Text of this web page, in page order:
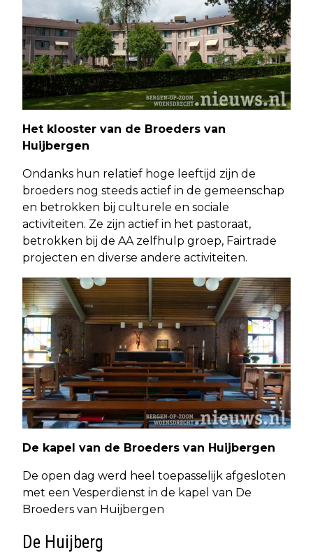
Het klooster van de Broeders van
Huijbergen
Ondanks hun relatief hoge leeftijd zijn de
broeders nog steeds actief in de gemeenschap
en betrokken bij culturele en sociale
activiteiten. Ze zijn actief in het pastoraat,
betrokken bij de AA zelfhulp groep, Fairtrade
projecten en diverse andere activiteiten.
De kapel van de Broeders van Huijbergen
De open dag werd heel toepasselijk afgesloten
met een Vesperdienst in de kapel van De
Broeders van Huijbergen
De Huijberg